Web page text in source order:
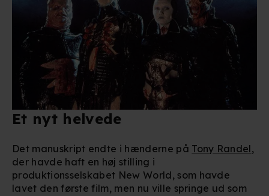
Et nyt helvede
Det manuskript endte i hænderne på Tony Randel,
der havde haft en høj stilling i
produktionsselskabet New World, som havde
lavet den første film, men nu ville springe ud som